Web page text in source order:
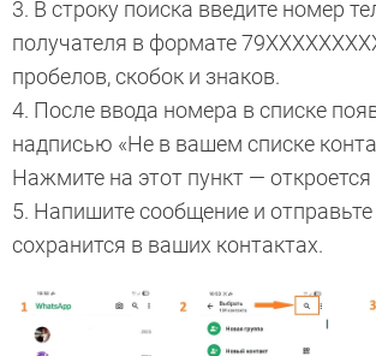
3. В строку поиска введите номер
получателя в формате
пробелов, скобок и знаков.
4. После ввода номера в списке
надписью «Не в вашем списке
Нажмите на этот пункт — откроется
5. Напишите сообщение и
сохранится в ваших контактах.